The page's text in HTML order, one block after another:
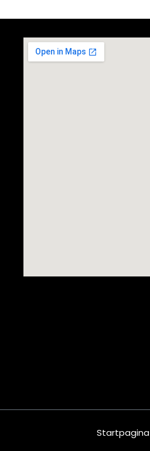
Startpagina